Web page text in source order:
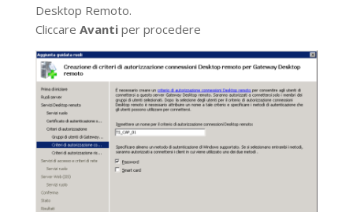
Desktop Remoto.
Cliccare Avantiper procedere